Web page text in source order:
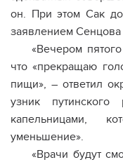
он. При этом Сак
заявлением
«Вечером
что «прекращаю
пищи», – ответил
узник
капельницами,
уменьшение».
«Врачи будут